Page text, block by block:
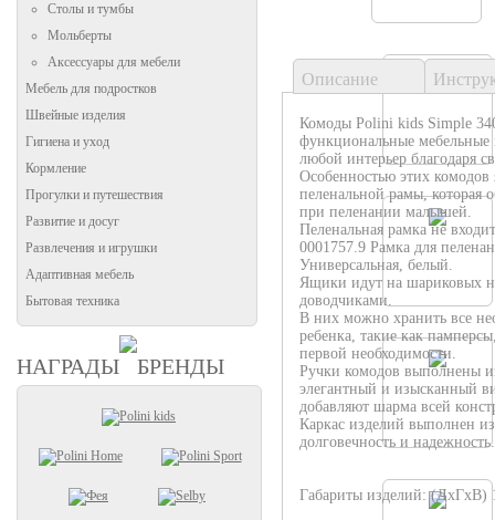
Столы и тумбы
Мольберты
Аксессуары для мебели
Мебель для подростков
Швейные изделия
Гигиена и уход
Кормление
Прогулки и путешествия
Развитие и досуг
Развлечения и игрушки
Адаптивная мебель
Бытовая техника
НАГРАДЫ БРЕНДЫ
Описание
Комоды Polini kids Simple
функциональные мебельные
любой интерьер благодаря
Особенностью этих комодов
пеленальной рамы, которая
при пеленании малышей.
Пеленальная рамка не
0001757.9 Рамка для
Универсальная, белый.
Ящики идут на шариковых
доводчиками.
В них можно хранить все
ребенка, такие как
первой необходимости.
Ручки комодов выполнены
элегантный и изысканный
добавляют шарма всей
Каркас изделий выполнен
долговечность и надежность.
Габариты изделий: (ДхГхВ)